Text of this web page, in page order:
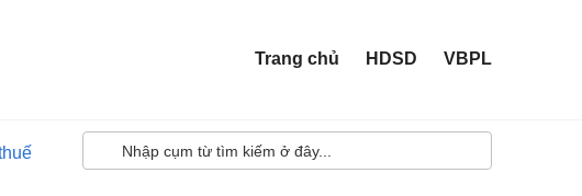
Trang chủ HDSD VBPL